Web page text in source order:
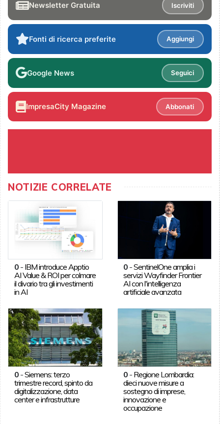
Newsletter Gratuita Iscriviti
Fonti di ricerca preferite Aggiungi
Google News Seguici
ImpresaCity Magazine Abbonati
NOTIZIE CORRELATE
0- IBM introduce Apptio
AI Value & ROI per colmare
il divario tra gli investimenti
in AI
0 -SentinelOne amplia i
servizi Wayfinder Frontier
AI con l'intelligenza
artificiale avanzata
0-Siemens: terzo
trimestre record, spinto da
digitalizzazione, data
center e infrastrutture
0 - Regione Lombardia:
dieci nuove misure a
sostegno di imprese,
innovazione e
occupazione